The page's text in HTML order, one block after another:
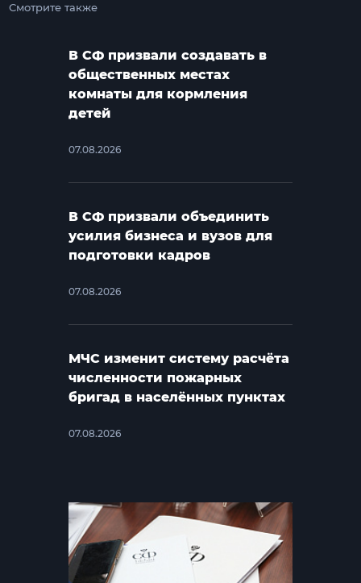
Смотрите также
В СФ призвали создавать в
общественных местах
комнаты для кормления
детей
07.08.2026
В СФ призвали объединить
усилия бизнеса и вузов для
подготовки кадров
07.08.2026
МЧС изменит систему расчёта
численности пожарных
бригад в населённых пунктах
07.08.2026